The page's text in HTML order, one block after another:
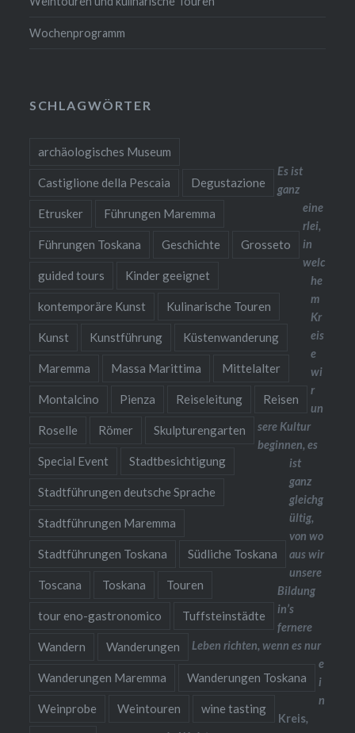
Wochenprogramm
SCHLAGWÖRTER
archäologisches Museum
Castiglione della Pescaia Degustazione
Etrusker Führungen Maremma
Führungen Toskana Geschichte Grosseto
guided tours Kinder geeignet
kontemporäre Kunst Kulinarische Touren
Kunst Kunstführung Küstenwanderung
Maremma Massa Marittima Mittelalter
Montalcino Pienza Reiseleitung Reisen
Roselle Römer Skulpturengarten
Special Event Stadtbesichtigung
Stadtführungen deutsche Sprache
Stadtführungen Maremma
Stadtführungen Toskana Südliche Toskana
Toscana Toskana Touren
tour eno-gastronomico Tuffsteinstädte
Wandern Wanderungen
Wanderungen Maremma Wanderungen Toskana
Weinprobe Weintouren wine tasting
Es ist
ganz
eine
rlei,
in
welc
he
m
Kr
eis
e
wi
r
un
sere Kultur
beginnen, es
ist
ganz
gleichg
ültig,
von wo
aus wir
unsere
Bildung
in’s
fernere
Leben richten, wenn es nur
e
i
n
Kreis,